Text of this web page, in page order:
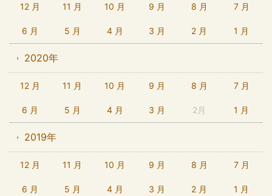
12 月 11 月 10 月 9 月 8 月 7 月
6 月 5 月 4 月 3 月 2 月 1 月
2020年
12 月 11 月 10 月 9 月 8 月 7 月
6 月 5 月 4 月 3 月 2月 1 月
2019年
12 月 11 月 10 月 9 月 8 月 7 月
6 月 5 月 4 月 3 月 2 月 1 月